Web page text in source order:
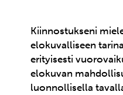
Kiinnostukseni
elokuvalliseen
erityisesti
elokuvan
luonnollisella